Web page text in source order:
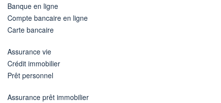
Banque en ligne
Compte bancaire en ligne
Carte bancaire
Assurance vie
Crédit immobilier
Prêt personnel
Assurance prêt immobilier